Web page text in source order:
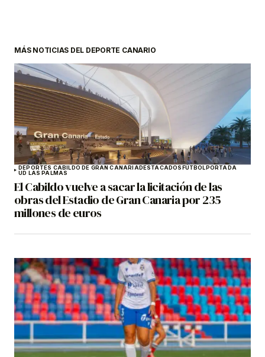
MÁS NOTICIAS DEL DEPORTE CANARIO
DEPORTES CABILDO DE GRAN CANARIADESTACADOSFÚTBOLPORTADA
UD LAS PALMAS
El Cabildo vuelve a sacar la licitación de las
obras del Estadio de Gran Canaria por 235
millones de euros